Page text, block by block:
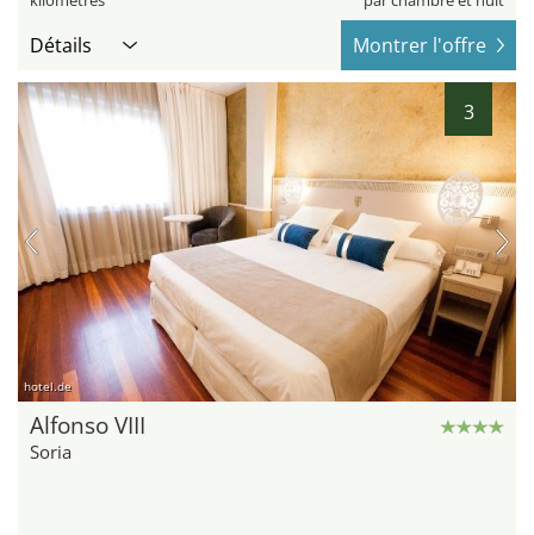
Détails Montrer l'offre
3
hotel.de
Alfonso VIII
Soria